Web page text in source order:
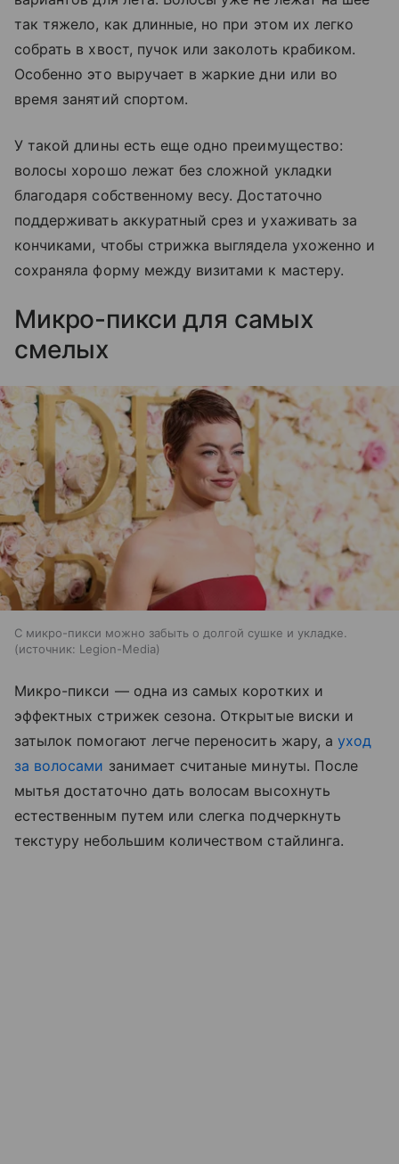
так тяжело, как длинные, но при этом их легко
собрать в хвост, пучок или заколоть крабиком.
Особенно это выручает в жаркие дни или во
время занятий спортом.
У такой длины есть еще одно преимущество:
волосы хорошо лежат без сложной укладки
благодаря собственному весу. Достаточно
поддерживать аккуратный срез и ухаживать за
кончиками, чтобы стрижка выглядела ухоженно и
сохраняла форму между визитами к мастеру.
Микро-пикси для самых
смелых
С микро-пикси можно забыть о долгой сушке и укладке.
источник: Legion-Media
Микро-пикси — одна из самых коротких и
эффектных стрижек сезона. Открытые виски и
затылок помогают легче переносить жару, ауход
за волосами занимает считаные минуты. После
мытья достаточно дать волосам высохнуть
естественным путем или слегка подчеркнуть
текстуру небольшим количеством стайлинга.